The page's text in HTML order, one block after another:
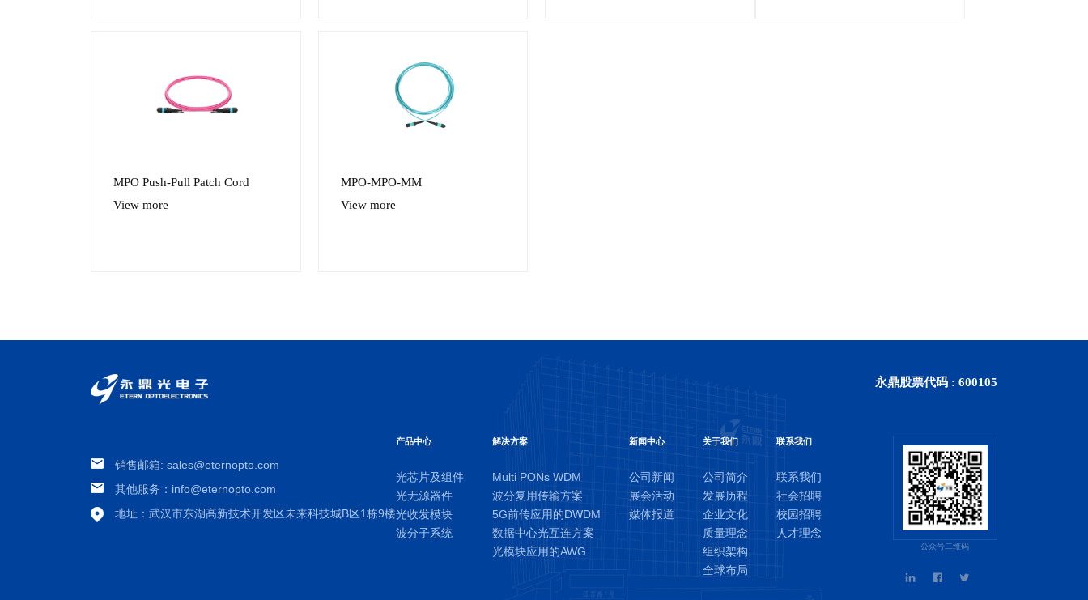
MPO Push-Pull Patch Cord
View more
MPO-MPO-MM
View more
永鼎股票代码 : 600105
销售邮箱: sales@eternopto.com
其他服务：info@eternopto.com
地址： 武汉市东湖高新技术开发区未来科技城B区1栋9楼
产品中心
光芯片及组件
光无源器件
光收发模块
波分子系统
解决方案
Multi PONs WDM
波分复用传输方案
5G前传应用的DWDM
数据中心光互连方案
光模块应用的AWG
新闻中心
公司新闻
展会活动
媒体报道
关于我们
公司简介
发展历程
企业文化
质量理念
组织架构
全球布局
联系我们
联系我们
社会招聘
校园招聘
人才理念
公众号二维码